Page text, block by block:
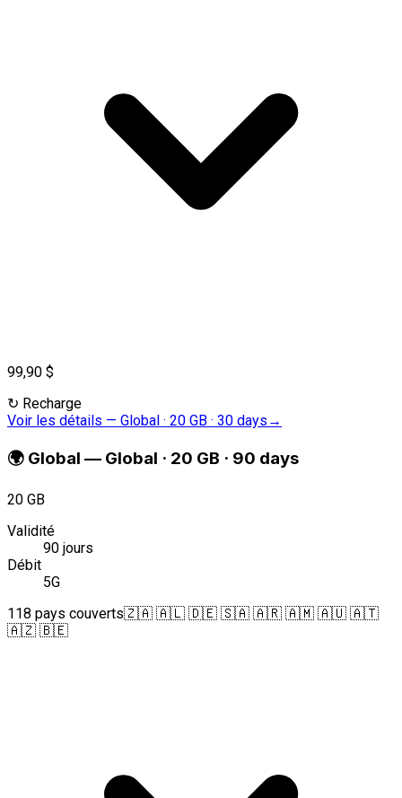
99,90 $
↻ Recharge
Voir les détails — Global · 20 GB · 30 days →
🌍 Global — Global · 20 GB · 90 days
20 GB
Validité
90 jours
Débit
5G
118 pays couverts🇿🇦 🇦🇱 🇩🇪 🇸🇦 🇦🇷 🇦🇲 🇦🇺 🇦🇹
🇦🇿 🇧🇪